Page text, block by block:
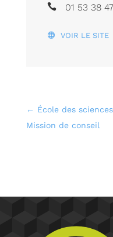
01 53 38
VOIR LE SITE
← École des
Mission de conseil